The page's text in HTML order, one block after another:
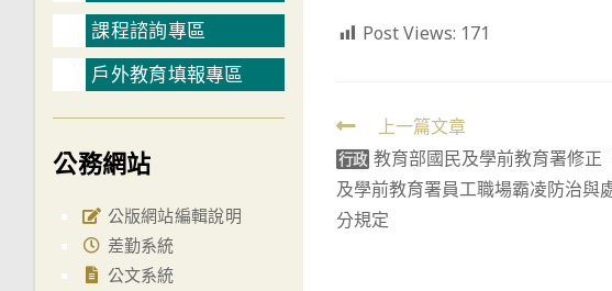
Post Views: 171
Read
more
articles
上一篇文章
行政 教育部國民及學前教育署修正
及學前教育署員工職場霸凌防治與
分規定
課程諮詢專區
戶外教育填報專區
公務網站
公版網站編輯說明
差勤系統
公文系統